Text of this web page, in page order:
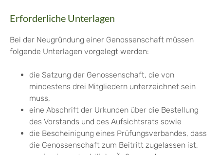
Erforderliche Unterlagen
Bei der Neugründung einer Genossenschaft müssen
folgende Unterlagen vorgelegt werden:
die Satzung der Genossenschaft, die von
mindestens drei Mitgliedern unterzeichnet sein
muss,
eine Abschrift der Urkunden über die Bestellung
des Vorstands und des Aufsichtsrats sowie
die Bescheinigung eines Prüfungsverbandes, dass
die Genossenschaft zum Beitritt zugelassen ist,